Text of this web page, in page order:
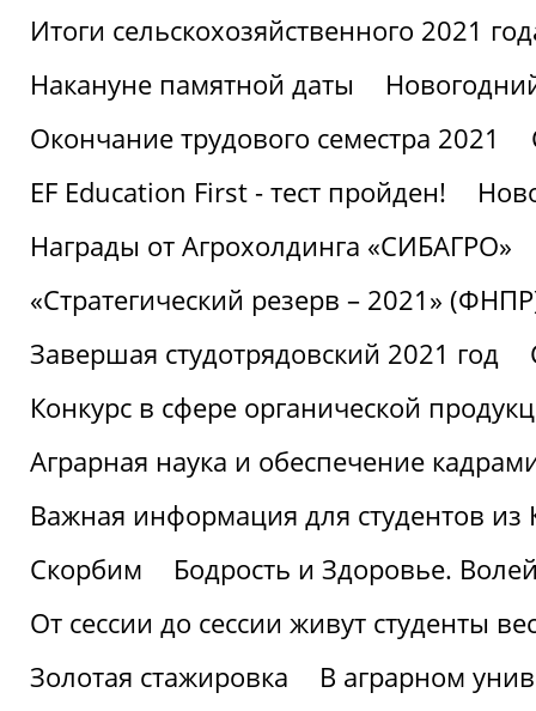
Итоги сельскохозяйственного 2021
Накануне памятной даты
Окончание трудового семестра 2021
EF Education First - тест пройден!
Награды от Агрохолдинга «СИБАГРО»
«Стратегический резерв – 2021»
Завершая студотрядовский 2021 год
Конкурс в сфере органической
Аграрная наука и обеспечение
Важная информация для студентов из
Скорбим
Бодрость и Здоровье.
От сессии до сессии живут студенты
Золотая стажировка
В аграрном